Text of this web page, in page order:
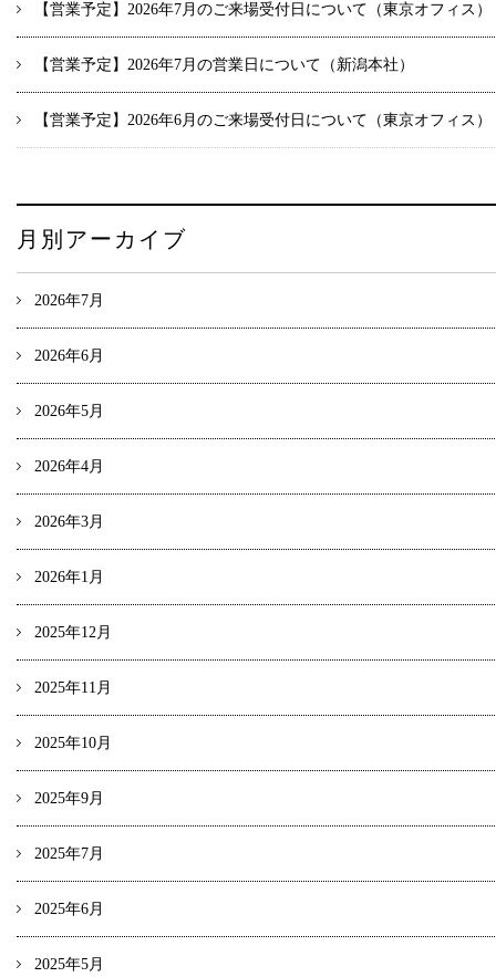
【営業予定】2026年7月のご来場受付日について（東京オフィス）
【営業予定】2026年7月の営業日について（新潟本社）
【営業予定】2026年6月のご来場受付日について（東京オフィス）
月別アーカイブ
2026年7月
2026年6月
2026年5月
2026年4月
2026年3月
2026年1月
2025年12月
2025年11月
2025年10月
2025年9月
2025年7月
2025年6月
2025年5月